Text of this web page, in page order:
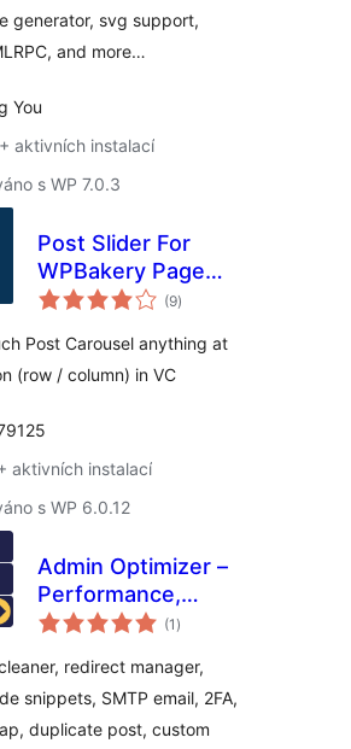
generator, svg support,
and more…
You
aktivních instalací
s WP 7.0.3
Post Slider For
WPBakery Page
Builder
(9celkové
hodnocení
)
Post Carousel anything at
(row / column) in VC
aktivních instalací
s WP 6.0.12
Admin Optimizer –
Performance,
Security & Site
(1 celkové
hodnocení
)
redirect manager,
snippets, SMTP email, 2FA,
duplicate post, custom